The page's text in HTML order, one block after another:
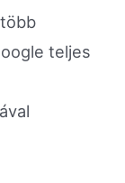
teljes